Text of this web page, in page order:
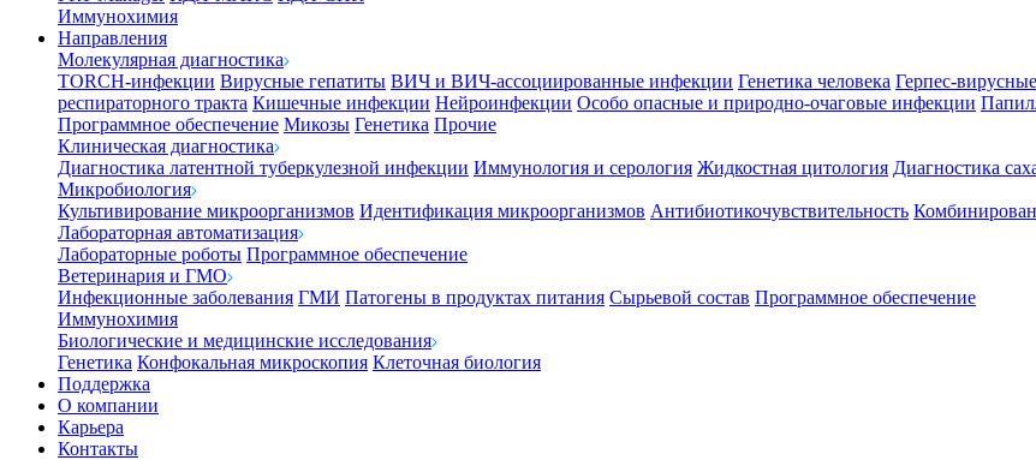
Иммунохимия
Направления
Молекулярная диагностика
TORCH-инфекции Вирусные гепатиты ВИЧ и ВИЧ-ассоциированные инфекции Генетика человека Герпес-
респираторного тракта Кишечные инфекции Нейроинфекции Особо опасные и природно-очаговые инфекции
Программное обеспечение Микозы Генетика Прочие
Клиническая диагностика
Диагностика латентной туберкулезной инфекции Иммунология и серология Жидкостная цитология Диагностика
Микробиология
Культивирование микроорганизмов Идентификация микроорганизмов Антибиотикочувствительность
Лабораторная автоматизация
Лабораторные роботы Программное обеспечение
Ветеринария и ГМО
Инфекционные заболевания ГМИ Патогены в продуктах питания Сырьевой состав Программное обеспечение
Иммунохимия
Биологические и медицинские исследования
Генетика Конфокальная микроскопия Клеточная биология
Поддержка
О компании
Карьера
Контакты